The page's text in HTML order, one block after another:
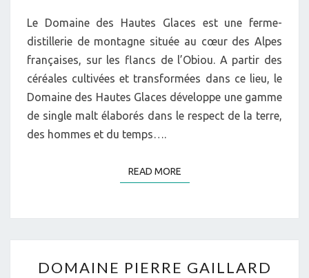
Le Domaine des Hautes Glaces est une ferme-
distillerie de montagne située au cœur des Alpes
françaises, sur les flancs de l’Obiou. A partir des
céréales cultivées et transformées dans ce lieu, le
Domaine des Hautes Glaces développe une gamme
de single malt élaborés dans le respect de la terre,
des hommes et du temps….
READ MOREREAD MORE
PIERRE
DOMAINE PIERRE GAILLARD